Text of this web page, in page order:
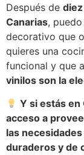
Después de
Canarias,
decorativo que
quieres una
funcional y que
vinilos son la
Y si estás en
acceso a
las
duraderos y de